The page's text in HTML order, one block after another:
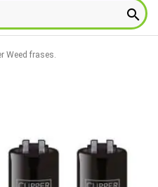

Weed frases.